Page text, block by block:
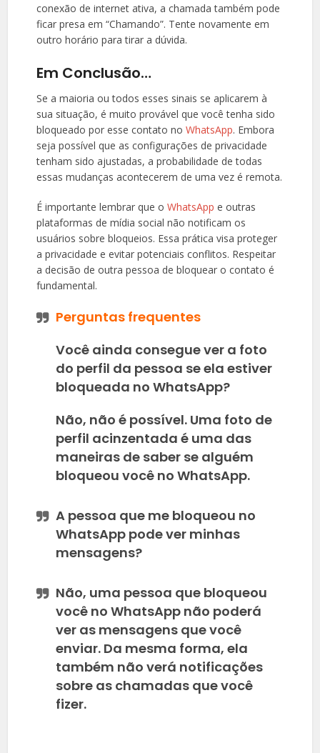
conexão de internet ativa, a chamada também pode
ficar presa em “Chamando”. Tente novamente em
outro horário para tirar a dúvida.
Em Conclusão…
Se a maioria ou todos esses sinais se aplicarem à
sua situação, é muito provável que você tenha sido
bloqueado por esse contato noWhatsApp. Embora
seja possível que as configurações de privacidade
tenham sido ajustadas, a probabilidade de todas
essas mudanças acontecerem de uma vez é remota.
É importante lembrar que oWhatsApp e outras
plataformas de mídia social não notificam os
usuários sobre bloqueios. Essa prática visa proteger
a privacidade e evitar potenciais conflitos. Respeitar
a decisão de outra pessoa de bloquear o contato é
fundamental.
Perguntas frequentes
Você ainda consegue ver a foto
do perfil da pessoa se ela estiver
bloqueada no WhatsApp?
Não, não é possível. Uma foto de
perfil acinzentada é uma das
maneiras de saber se alguém
bloqueou você no WhatsApp.
A pessoa que me bloqueou no
WhatsApp pode ver minhas
mensagens?
Não, uma pessoa que bloqueou
você no WhatsApp não poderá
ver as mensagens que você
enviar. Da mesma forma, ela
também não verá notificações
sobre as chamadas que você
fizer.